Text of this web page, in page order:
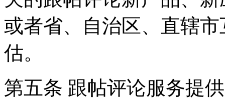
或者省、自治区、直辖
估。
第五条 跟帖评论服务提